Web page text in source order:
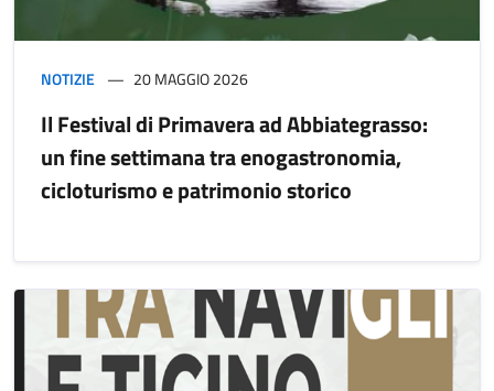
NOTIZIE 20 MAGGIO 2026
Il Festival di Primavera ad Abbiategrasso:
un fine settimana tra enogastronomia,
cicloturismo e patrimonio storico